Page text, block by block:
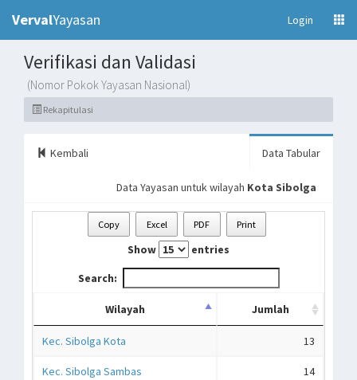
VervalYayasan Login (current)
Verifikasi dan Validasi
(Nomor Pokok Yayasan Nasional)
Rekapitulasi
Data Tabular
Kembali
Data Yayasan untuk wilayah Kota Sibolga
Copy Excel PDF Print
Show
entries
Search:
Wilayah Jumlah
Kec. Sibolga Kota 13
Kec. Sibolga Sambas 14